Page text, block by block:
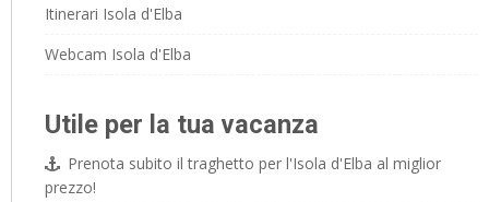
Itinerari Isola d'Elba
Webcam Isola d'Elba
Utile per la tua vacanza
Prenota subito il traghetto per l'Isola d'Elba al miglior
prezzo!